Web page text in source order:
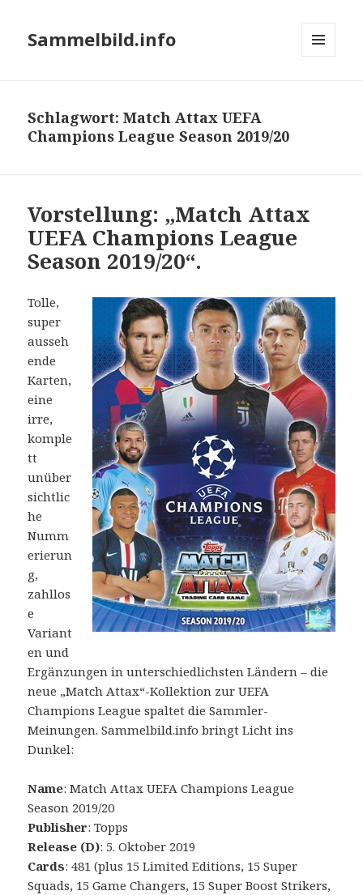
Sammelbild.info
Schlagwort:Match Attax UEFA
Champions League Season 2019/20
Vorstellung: „Match Attax
UEFA Champions League
Season 2019/20“.
Tolle,
super
ausseh
ende
Karten,
eine
irre,
komple
tt
unüber
sichtlic
he
Numm
erierun
g,
zahllos
e
Variant
en und
Ergänzungen in unterschiedlichsten Ländern – die
neue „Match Attax“-Kollektion zur UEFA
Champions League spaltet die Sammler-
Meinungen. Sammelbild.info bringt Licht ins
Dunkel:
Name: Match Attax UEFA Champions League
Season 2019/20
Publisher: Topps
Release (D): 5. Oktober 2019
Cards: 481 (plus 15 Limited Editions, 15 Super
Squads, 15 Game Changers, 15 Super Boost Strikers,